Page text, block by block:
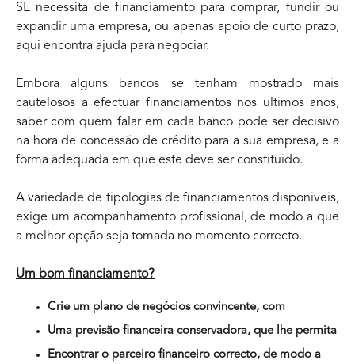
SE necessita de financiamento para comprar, fundir ou
expandir uma empresa, ou apenas apoio de curto prazo,
aqui encontra ajuda para negociar.
Embora alguns bancos se tenham mostrado mais
cautelosos a efectuar financiamentos nos ultimos anos,
saber com quem falar em cada banco pode ser decisivo
na hora de concessão de crédito para a sua empresa, e a
forma adequada em que este deve ser constituido.
A variedade de tipologias de financiamentos disponiveis,
exige um acompanhamento profissional, de modo a que
a melhor opção seja tomada no momento correcto.
Um bom financiamento?
Crie um plano de negócios convincente, com
Uma previsão financeira conservadora, que lhe permita
Encontrar o parceiro financeiro correcto, de modo a